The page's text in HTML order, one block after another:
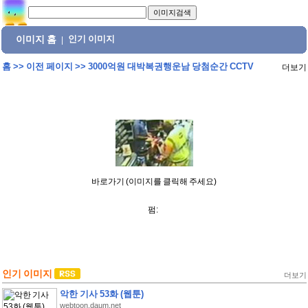
이미지 홈 인기 이미지
홈>> 이전 페이지 >> 3000억원 대박복권행운남 당첨순간 CCTV 더보기
바로가기 (이미지를 클릭해 주세요)
펌:
인기 이미지 더보기
악한 기사 53화 (웹툰)
webtoon.daum.net